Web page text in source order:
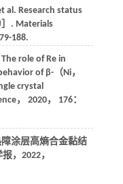
al. Research status
］. Materials
188.
role of Re in
of β-（Ni，
crystal
， 2020， 176：
涂层高熵合金黏结
报， 2022，